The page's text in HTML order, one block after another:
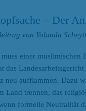
– Der
von Yolanda Scheytt
einer
das
neu aufflammen. Dazu
Land trennen, das
formelle Neutralität